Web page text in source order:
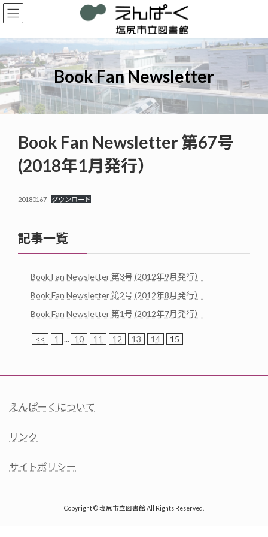
コ
ン
ン
ツ
へ
ス
キ
ッ
プ
ナ
ビ
ー
シ
ョ
ン
に
移
動
Book Fan Newsletter
Book Fan Newsletter 第67号
(2018年1月発行）
20180167 ダウンロード
記事一覧
Book Fan Newsletter 第3号 (2012年9月発行）
Book Fan Newsletter 第2号 (2012年8月発行）
Book Fan Newsletter 第1号 (2012年7月発行）
<< 1 ... 10 11 12 13 14 15
えんぱーくについて
リンク
サイトポリシー
Copyright © 塩尻市立図書館 All Rights Reserved.